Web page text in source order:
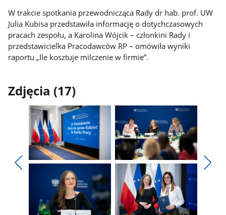
W trakcie spotkania przewodnicząca Rady dr hab. prof. UW
Julia Kubisa przedstawiła informację o dotychczasowych
pracach zespołu, a Karolina Wójcik – członkini Rady i
przedstawicielka Pracodawców RP – omówiła wyniki
raportu „Ile kosztuje milczenie w firmie”.
Zdjęcia (17)
poprzednie
zdjęcia
Pokaż
galerii.
Pokaż
zdjęcie
galerii.